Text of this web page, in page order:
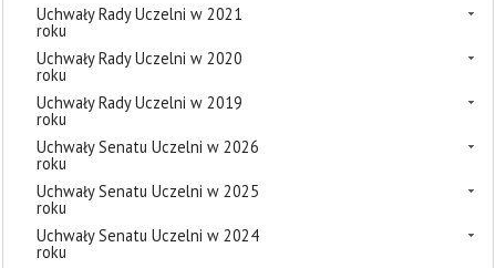
Uchwały Rady Uczelni w 2021
roku
Uchwały Rady Uczelni w 2020
roku
Uchwały Rady Uczelni w 2019
roku
Uchwały Senatu Uczelni w 2026
roku
Uchwały Senatu Uczelni w 2025
roku
Uchwały Senatu Uczelni w 2024
roku